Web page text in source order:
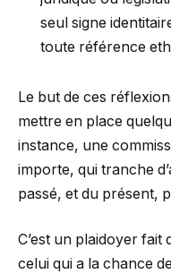
seul signe
toute référence
Le but de ces
mettre en place
instance, une
importe, qui tranche
passé, et du présent,
C’est un plaidoyer fait
celui qui a la chance